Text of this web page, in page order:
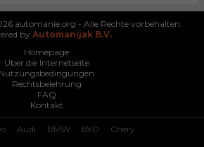
automanie.org - Alle Rechte vorbehalten.
byAutomanijak B.V.
Homepage
Über die Internetseite
Nutzungsbedingungen
Rechtsbelehrung
FAQ
Kontakt
Audi BMW BYD Chery